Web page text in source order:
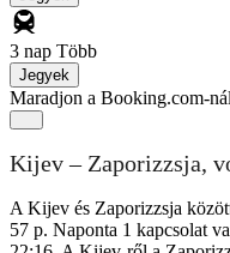
3 nap Több
Jegyek
Maradjon a Booking.com-nál
Kijev – Zaporizzsja,
A Kijev és Zaporizzsja
57 p. Naponta 1 kapcsolat